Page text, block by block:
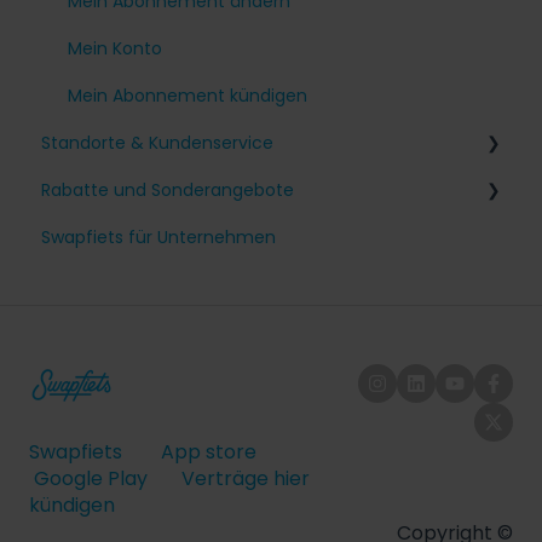
Mein Konto
Mein Abonnement kündigen
Standorte & Kundenservice
Deutschland
Österreich
Rabatte und Sonderangebote
Freundschaft Plus
Swapfiets für Unternehmen
Swapfiets
App store
Google Play
Verträge hier
kündigen
Copyright ©